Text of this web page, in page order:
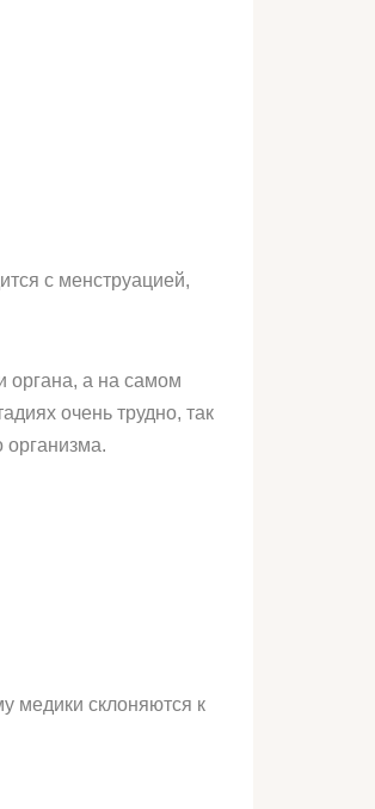
с менструацией,
органа, а на самом
очень трудно, так
организма.
медики склоняются к